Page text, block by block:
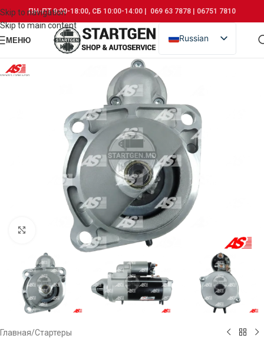
Skip to navigation
Skip to main content
ПН-ПТ 9:00-18:00, СБ 10:00-14:00 | 069 63 7878 | 06751 7810
МЕНЮ
Russian
Romanian
Click to enlarge
Главная/Стартеры